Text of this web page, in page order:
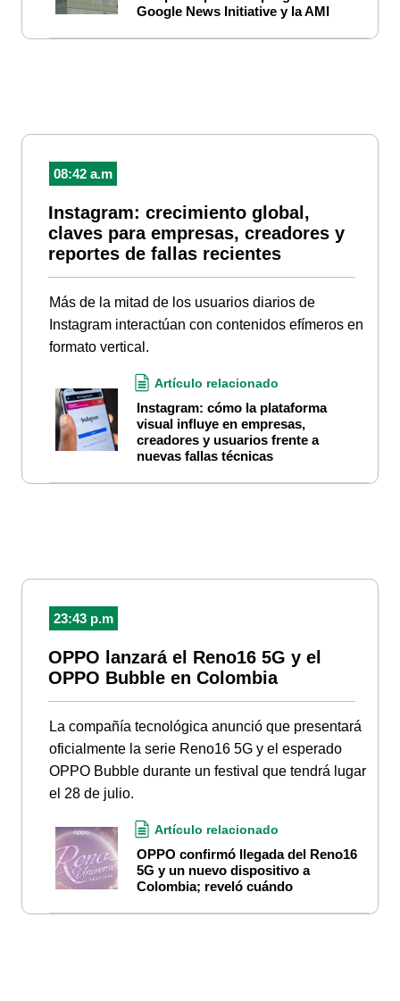
Google News Initiative y la AMI
08:42 a.m
Instagram: crecimiento global,
claves para empresas, creadores y
reportes de fallas recientes
Más de la mitad de los usuarios diarios de
Instagram interactúan con contenidos efímeros en
formato vertical.
Artículo relacionado
Instagram: cómo la plataforma
visual influye en empresas,
creadores y usuarios frente a
nuevas fallas técnicas
23:43 p.m
OPPO lanzará el Reno16 5G y el
OPPO Bubble en Colombia
La compañía tecnológica anunció que presentará
oficialmente la serie Reno16 5G y el esperado
OPPO Bubble durante un festival que tendrá lugar
el 28 de julio.
Artículo relacionado
OPPO confirmó llegada del Reno16
5G y un nuevo dispositivo a
Colombia; reveló cuándo